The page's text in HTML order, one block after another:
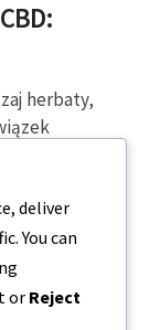
herbaty,
deliver
You can
or Reject